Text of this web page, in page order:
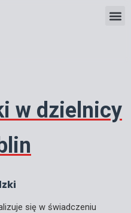
w dzielnicy
się w świadczeniu